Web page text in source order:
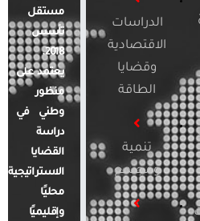
الدراسات
الاقتصادية
وقضايا
الطاقة
تنمية
ومجتمع
مستقل
تأسس
2018.
يعتمد على
منظور
وطني في
دراسة
القضايا
الاستراتيجية
محليًا
وإقليميًا